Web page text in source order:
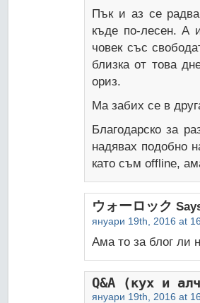
Пък и аз се
къде по-лесен. А
човек със
близка от това
ориз.
Ма забих се в
Благодарско за
надявах подобно
като съм offline,
ウォーロック
януари 19th, 2016 at
Ама то за блог ли
Q&A (кух и
януари 19th, 2016 at